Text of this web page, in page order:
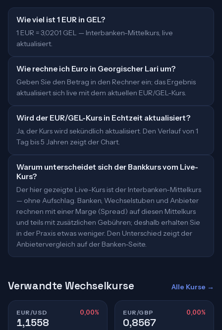
Wie viel ist 1 EUR in GEL?
1 EUR = 3,0201 GEL — Interbanken-Mittelkurs, live
aktualisiert.
Wie rechne ich Euro in Georgischer Lari um?
Geben Sie den Betrag in den Rechner ein; das Ergebnis
aktualisiert sich live mit dem aktuellen EUR/GEL-Kurs.
Wird der EUR/GEL-Kurs in Echtzeit aktualisiert?
Ja, der Kurs wird sekündlich aktualisiert. Den Verlauf von 1
Tag bis 5 Jahren zeigt der Chart.
Warum unterscheidet sich der Bankkurs vom Live-
Kurs?
Der hier gezeigte Live-Kurs ist der Interbanken-Mittelkurs
— ohne Aufschlag. Banken, Wechselstuben und Anbieter
rechnen mit einer Marge (Spread) auf diesen Mittelkurs
und teils mit zusätzlichen Gebühren; deshalb erhalten Sie
in der Praxis etwas weniger. Den Unterschied zeigt der
Anbietervergleich auf der Banken-Seite.
Verwandte Wechselkurse Alle Kurse →
EUR/USD 0,00%
1,1558
EUR/GBP 0,00%
0,8567